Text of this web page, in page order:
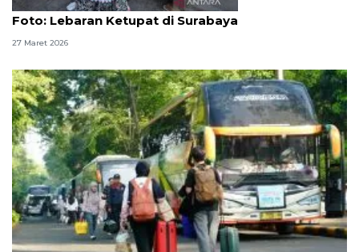
Foto
Foto: Lebaran Ketupat di Surabaya
27 Maret 2026